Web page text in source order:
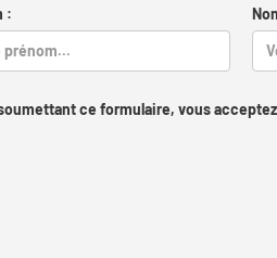
:
ce formulaire, vous